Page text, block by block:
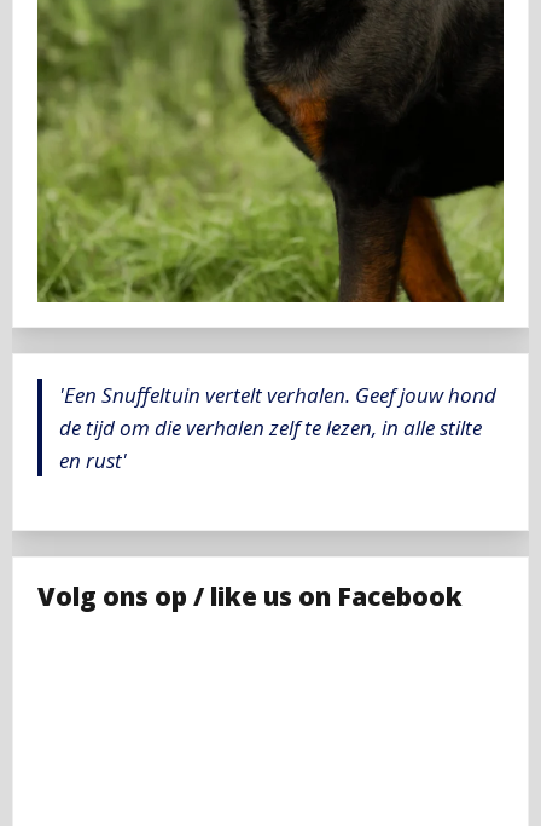
'Een Snuffeltuin vertelt verhalen. Geef jouw hond
de tijd om die verhalen zelf te lezen, in alle stilte
en rust'
Volg ons op / like us on Facebook